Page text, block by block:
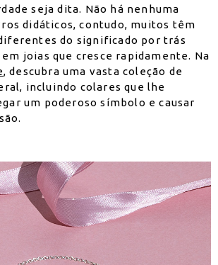
seja dita. Não há nenhuma
didáticos, contudo, muitos têm
do significado por trás
joias que cresce rapidamente. Na
, descubra uma vasta coleção de
incluindo colares que lhe
um poderoso símbolo e causar